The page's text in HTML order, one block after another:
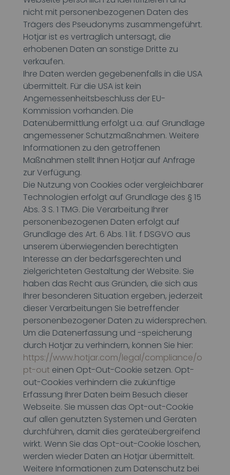
nicht mit personenbezogenen Daten des
Trägers des Pseudonyms zusammengeführt.
Hotjar ist es vertraglich untersagt, die
erhobenen Daten an sonstige Dritte zu
verkaufen.
Ihre Daten werden gegebenenfalls in die USA
übermittelt. Für die USA ist kein
Angemessenheitsbeschluss der EU-
Kommission vorhanden. Die
Datenübermittlung erfolgt u.a. auf Grundlage
angemessener Schutzmaßnahmen. Weitere
Informationen zu den getroffenen
Maßnahmen stellt Ihnen Hotjar auf Anfrage
zur Verfügung.
Die Nutzung von Cookies oder vergleichbarer
Technologien erfolgt auf Grundlage des § 15
Abs. 3 S. 1 TMG. Die Verarbeitung Ihrer
personenbezogenen Daten erfolgt auf
Grundlage des Art. 6 Abs. 1 lit. f DSGVO aus
unserem überwiegenden berechtigten
Interesse an der bedarfsgerechten und
zielgerichteten Gestaltung der Website. Sie
haben das Recht aus Gründen, die sich aus
Ihrer besonderen Situation ergeben, jederzeit
dieser Verarbeitungen Sie betreffender
personenbezogener Daten zu widersprechen.
Um die Datenerfassung und -speicherung
durch Hotjar zu verhindern, können Sie hier:
https://www.hotjar.com/legal/compliance/o
pt-outeinen Opt-Out-Cookie setzen. Opt-
out-Cookies verhindern die zukünftige
Erfassung Ihrer Daten beim Besuch dieser
Webseite. Sie müssen das Opt-out-Cookie
auf allen genutzten Systemen und Geräten
durchführen, damit dies geräteübergreifend
wirkt. Wenn Sie das Opt-out-Cookie löschen,
werden wieder Daten an Hotjar übermittelt.
Weitere Informationen zum Datenschutz bei